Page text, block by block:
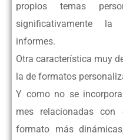
propios temas
significativamente
informes.
Otra característica muy
la de formatos
Y como no se
mes relacionadas con
formato más